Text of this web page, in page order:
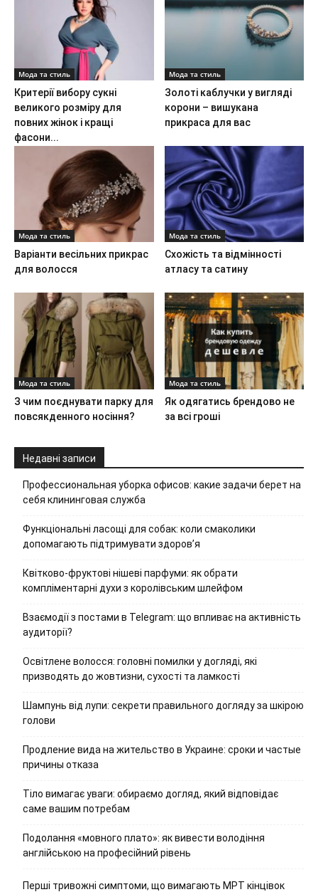
Мода та стиль
Критерії вибору сукні
великого розміру для
повних жінок і кращі
фасони...
Мода та стиль
Золоті каблучки у вигляді
корони – вишукана
прикраса для вас
Мода та стиль
Варіанти весільних прикрас
для волосся
Мода та стиль
Схожість та відмінності
атласу та сатину
Мода та стиль
З чим поєднувати парку для
повсякденного носіння?
Мода та стиль
Як одягатись брендово не
за всі гроші
Недавні записи
Профессиональная уборка офисов: какие задачи берет на
себя клининговая служба
Функціональні ласощі для собак: коли смаколики
допомагають підтримувати здоров’я
Квітково-фруктові нішеві парфуми: як обрати
компліментарні духи з королівським шлейфом
Взаємодії з постами в Telegram: що впливає на активність
аудиторії?
Освітлене волосся: головні помилки у догляді, які
призводять до жовтизни, сухості та ламкості
Шампунь від лупи: секрети правильного догляду за шкірою
голови
Продление вида на жительство в Украине: сроки и частые
причины отказа
Тіло вимагає уваги: обираємо догляд, який відповідає
саме вашим потребам
Подолання «мовного плато»: як вивести володіння
англійською на професійний рівень
Перші тривожні симптоми, що вимагають МРТ кінцівок